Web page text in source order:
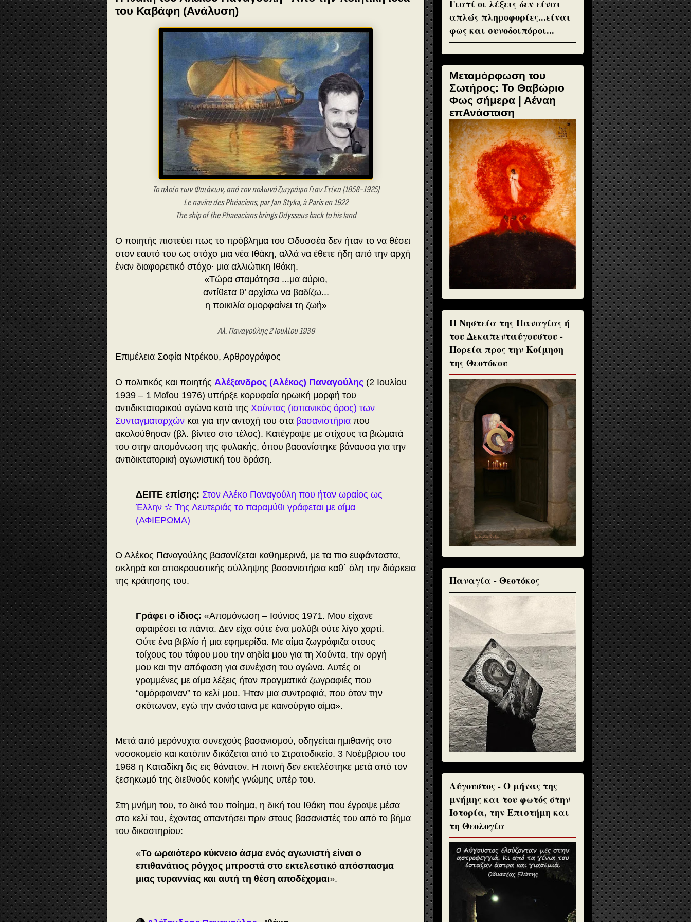
του Καβάφη (Ανάλυση)
Το πλοίο των Φαιάκων, από τον πολωνό ζωγράφο Γιαν Στίκα (1858-1925)
Le navire des Phéaciens, par Jan Styka, à Paris en 1922
The ship of the Phaeaciansbrings Odysseus back to his land
Ο ποιητής πιστεύει πως το πρόβλημα του Οδυσσέα δεν ήταν το να θέσει
στον εαυτό του ως στόχο μια νέα Ιθάκη, αλλά να έθετε ήδη από την αρχή
έναν διαφορετικό στόχο∙ μια αλλιώτικη Ιθάκη.
«Τώρα σταμάτησα ...μα αύριο,
αντίθετα θ’ αρχίσω να βαδίζω...
η ποικιλία ομορφαίνει τη ζωή»
Αλ. Παναγούλης 2 Ιουλίου 1939
Επιμέλεια Σοφία Ντρέκου, Αρθρογράφος
Ο πολιτικός και ποιητής Αλέξανδρος (Αλέκος) Παναγούλης (2 Ιουλίου
1939 – 1 Μαΐου 1976) υπήρξε κορυφαία ηρωική μορφή του
αντιδικτατορικού αγώνα κατά της Χούντας (ισπανικός όρος) των
Συνταγματαρχών και για την αντοχή του στα βασανιστήρια που
ακολούθησαν (βλ. βίντεο στο τέλος). Κατέγραψε με στίχους τα βιώματά
του στην απομόνωση της φυλακής, όπου βασανίστηκε βάναυσα για την
αντιδικτατορική αγωνιστική του δράση.
ΔΕΙΤΕ επίσης: Στον Αλέκο Παναγούλη που ήταν ωραίος ως
Έλλην ✫ Της Λευτεριάς το παραμύθι γράφεται με αίμα
(ΑΦΙΕΡΩΜΑ)
Ο Αλέκος Παναγούλης βασανίζεται καθημερινά, με τα πιο ευφάνταστα,
σκληρά και αποκρουστικής σύλληψης βασανιστήρια καθ΄ όλη την διάρκεια
της κράτησης του.
Γράφει ο ίδιος: «Απομόνωση – Ιούνιος 1971. Μου είχανε
αφαιρέσει τα πάντα. Δεν είχα ούτε ένα μολύβι ούτε λίγο χαρτί.
Ούτε ένα βιβλίο ή μια εφημερίδα. Με αίμα ζωγράφιζα στους
τοίχους του τάφου μου την αηδία μου για τη Χούντα, την οργή
μου και την απόφαση για συνέχιση του αγώνα. Αυτές οι
γραμμένες με αίμα λέξεις ήταν πραγματικά ζωγραφιές που
“ομόρφαιναν” το κελί μου. Ήταν μια συντροφιά, που όταν την
σκότωναν, εγώ την ανάσταινα με καινούργιο αίμα».
Μετά από μερόνυχτα συνεχούς βασανισμού, οδηγείται ημιθανής στο
νοσοκομείο και κατόπιν δικάζεται από το Στρατοδικείο. 3 Νοέμβριου του
1968 η Καταδίκη δις εις θάνατον. Η ποινή δεν εκτελέστηκε μετά από τον
ξεσηκωμό της διεθνούς κοινής γνώμης υπέρ του.
Στη μνήμη του, το δικό του ποίημα, η δική του Ιθάκη που έγραψε μέσα
στο κελί του, έχοντας απαντήσει πριν στους βασανιστές του από το βήμα
του δικαστηρίου:
«Το ωραιότερο κύκνειο άσμα ενός αγωνιστή είναι ο
επιθανάτιος ρόγχος μπροστά στο εκτελεστικό απόσπασμα
μιας τυραννίας και αυτή τη θέση αποδέχομαι».
Γιατί οι λέξεις δεν είναι
απλώς πληροφορίες...είναι
φως και συνοδοιπόροι...
Μεταμόρφωση του
Σωτήρος: Το Θαβώριο
Φως σήμερα | Αέναη
επΑνάσταση
H Νηστεία της Παναγίας ή
του Δεκαπενταύγουστου -
Πορεία προς την Κοίμηση
της Θεοτόκου
Παναγία - Θεοτόκος
Αύγουστος - Ο μήνας της
μνήμης και του φωτός στην
Ιστορία, την Επιστήμη και
τη Θεολογία